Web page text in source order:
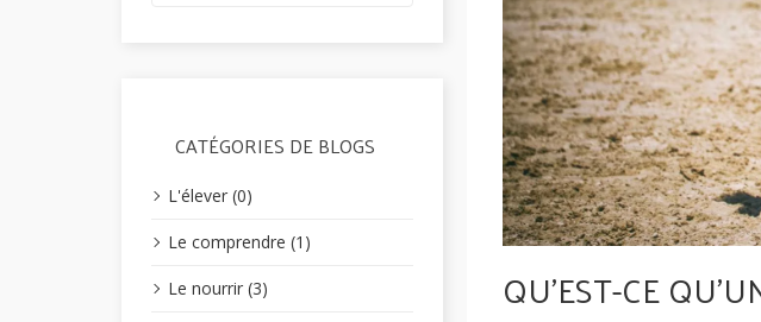
CATÉGORIES DE BLOGS
L'élever (0)
Le comprendre (1)
Le nourrir (3) QU'EST-CE